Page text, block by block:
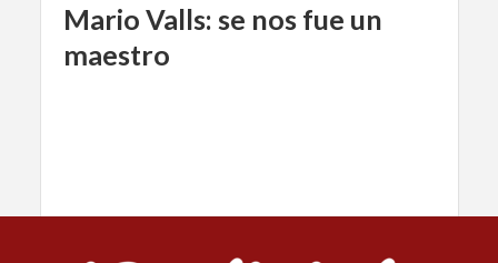
Mario Valls: se nos fue un
maestro